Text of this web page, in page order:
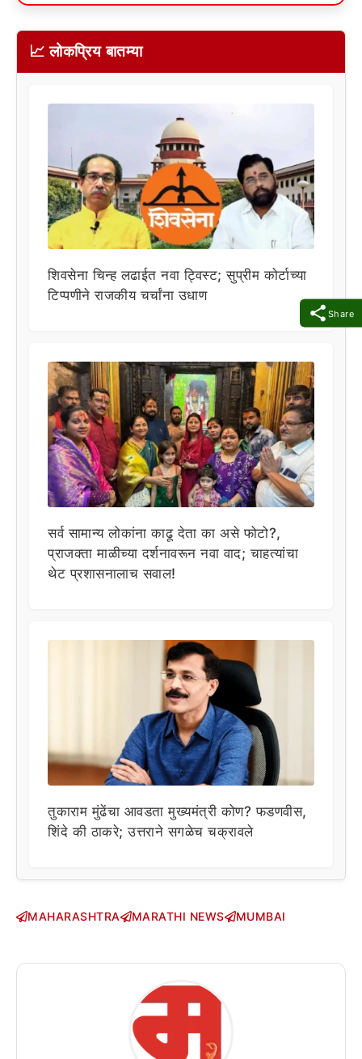
Share
📈 लोकप्रिय बातम्या
शिवसेना चिन्ह लढाईत नवा ट्विस्ट; सुप्रीम कोर्टाच्या
टिप्पणीने राजकीय चर्चांना उधाण
सर्व सामान्य लोकांना काढू देता का असे फोटो?,
प्राजक्ता माळीच्या दर्शनावरून नवा वाद; चाहत्यांचा
थेट प्रशासनालाच सवाल!
तुकाराम मुंढेंचा आवडता मुख्यमंत्री कोण? फडणवीस,
शिंदे की ठाकरे; उत्तराने सगळेच चक्रावले
MAHARASHTRA MARATHI NEWS MUMBAI